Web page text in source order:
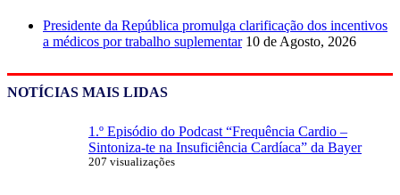
Presidente da República promulga clarificação dos incentivos
a médicos por trabalho suplementar 10 de Agosto, 2026
NOTÍCIAS MAIS LIDAS
1.º Episódio do Podcast “Frequência Cardio –
Sintoniza-te na Insuficiência Cardíaca” da Bayer
207 visualizações